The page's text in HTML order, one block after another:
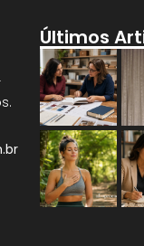
Últimos